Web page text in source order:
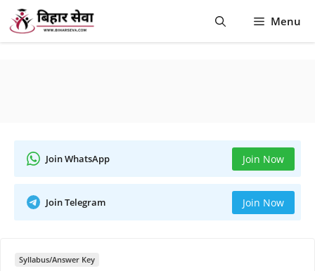
Skip
content
Menu
Join WhatsApp Join Now
Join Telegram Join Now
Syllabus/Answer Key